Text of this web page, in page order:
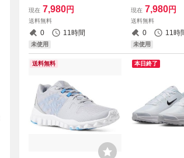
cm 定価12430円 オリーブ/コ
コナッツミルク WAFFLE RA
CER スニーカー
現在 7,980円
送料無料
0 11時間
未使用
5cm 定価12430
ココナッツミル
RACER スニーカ
現在 7,980円
送料無料
0 11時
未使用
送料無料 本日終了